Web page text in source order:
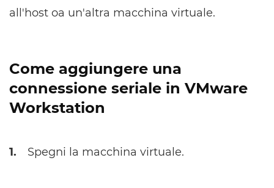
all'host oa un'altra macchina virtuale.
Come aggiungere una
connessione seriale in VMware
Workstation
1. Spegni la macchina virtuale.